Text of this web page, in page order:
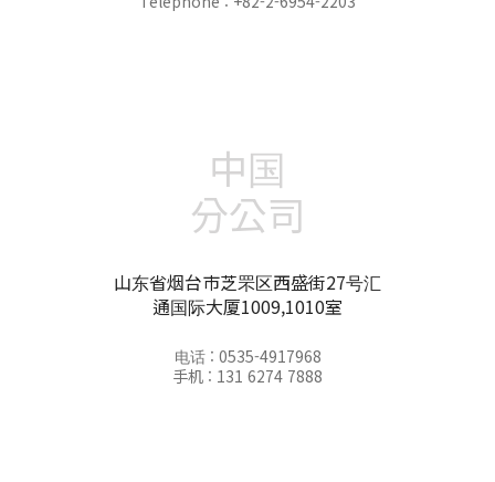
中国
分公司
山东省烟台市芝罘区西盛街27号汇
通国际大厦1009,1010室
电话 : 0535-4917968
手机 : 131 6274 7888